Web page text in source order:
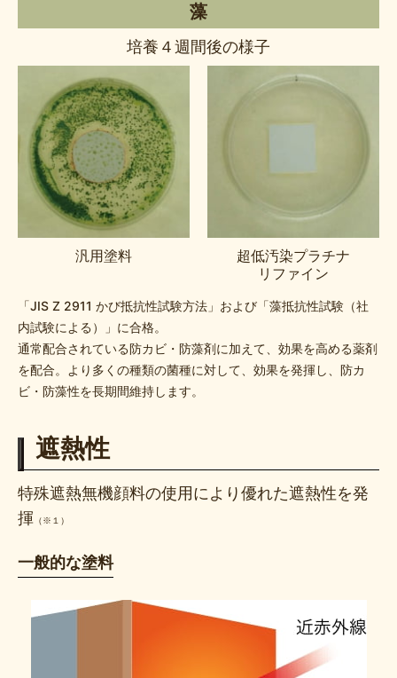
藻
培養４週間後の様子
汎用塗料
超低汚染プラチナ
リファイン
「JIS Z 2911 かび抵抗性試験⽅法」および「藻抵抗性試験（社
内試験による）」に合格。
通常配合されている防カビ・防藻剤に加えて、効果を高める薬剤
を配合。より多くの種類の菌種に対して、効果を発揮し、防カ
ビ・防藻性を長期間維持します。
遮熱性
特殊遮熱無機顔料の使用により優れた遮熱性を発
揮 （※１）
一般的な塗料